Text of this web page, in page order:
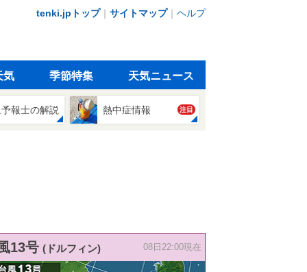
tenki.jpトップ｜ サイトマップ｜ ヘルプ
気 季節特集 天気ニュース
報士の解説 熱中症情報 注目
13号 (ドルフィン) 08日22:00現在